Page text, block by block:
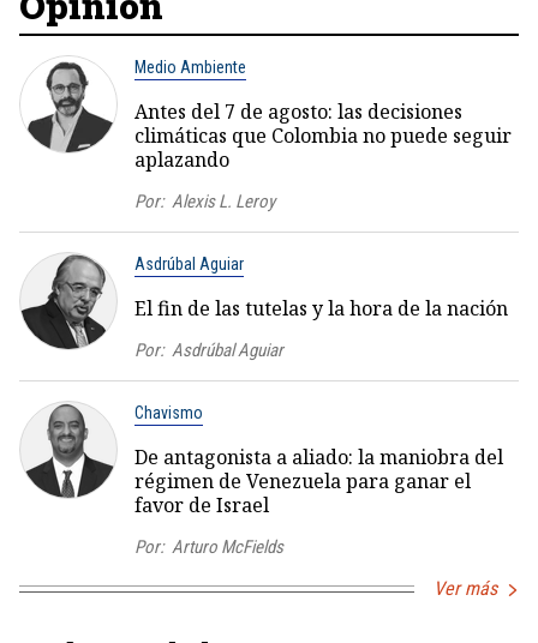
Medio Ambiente
Antes del 7 de agosto: las decisiones
climáticas que Colombia no puede seguir
aplazando
Por: Alexis L. Leroy
Asdrúbal Aguiar
El fin de las tutelas y la hora de la nación
Por: Asdrúbal Aguiar
Chavismo
De antagonista a aliado: la maniobra del
régimen de Venezuela para ganar el
favor de Israel
Por: Arturo McFields
Ver más